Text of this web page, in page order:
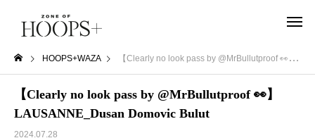
HOOPS+WAZA 【Clearly no look pass by @MrBullutproof 👀】LAUSANNE_Dusan Domovic Bulut
【Clearly no look pass by @MrBullutproof 👀】
LAUSANNE_Dusan Domovic Bulut
2024.07.28